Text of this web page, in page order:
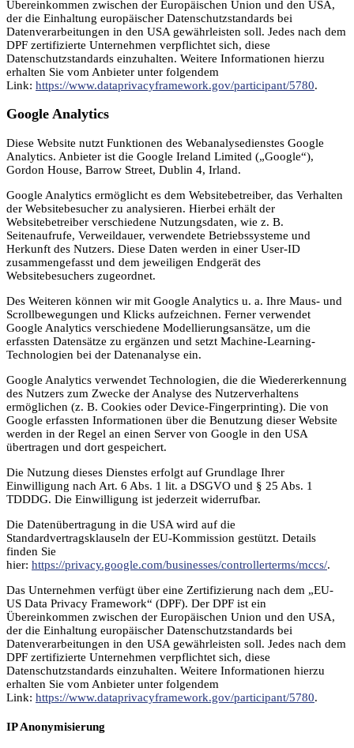
Übereinkommen zwischen der Europäischen Union und den USA,
der die Einhaltung europäischer Datenschutzstandards bei
Datenverarbeitungen in den USA gewährleisten soll. Jedes nach dem
DPF zertifizierte Unternehmen verpflichtet sich, diese
Datenschutzstandards einzuhalten. Weitere Informationen hierzu
erhalten Sie vom Anbieter unter folgendem
Link: https://www.dataprivacyframework.gov/participant/5780.
Google Analytics
Diese Website nutzt Funktionen des Webanalysedienstes Google
Analytics. Anbieter ist die Google Ireland Limited („Google“),
Gordon House, Barrow Street, Dublin 4, Irland.
Google Analytics ermöglicht es dem Websitebetreiber, das Verhalten
der Websitebesucher zu analysieren. Hierbei erhält der
Websitebetreiber verschiedene Nutzungsdaten, wie z. B.
Seitenaufrufe, Verweildauer, verwendete Betriebssysteme und
Herkunft des Nutzers. Diese Daten werden in einer User-ID
zusammengefasst und dem jeweiligen Endgerät des
Websitebesuchers zugeordnet.
Des Weiteren können wir mit Google Analytics u. a. Ihre Maus- und
Scrollbewegungen und Klicks aufzeichnen. Ferner verwendet
Google Analytics verschiedene Modellierungsansätze, um die
erfassten Datensätze zu ergänzen und setzt Machine-Learning-
Technologien bei der Datenanalyse ein.
Google Analytics verwendet Technologien, die die Wiedererkennung
des Nutzers zum Zwecke der Analyse des Nutzerverhaltens
ermöglichen (z. B. Cookies oder Device-Fingerprinting). Die von
Google erfassten Informationen über die Benutzung dieser Website
werden in der Regel an einen Server von Google in den USA
übertragen und dort gespeichert.
Die Nutzung dieses Dienstes erfolgt auf Grundlage Ihrer
Einwilligung nach Art. 6 Abs. 1 lit. a DSGVO und § 25 Abs. 1
TDDDG. Die Einwilligung ist jederzeit widerrufbar.
Die Datenübertragung in die USA wird auf die
Standardvertragsklauseln der EU-Kommission gestützt. Details
finden Sie
hier: https://privacy.google.com/businesses/controllerterms/mccs/.
Das Unternehmen verfügt über eine Zertifizierung nach dem „EU-
US Data Privacy Framework“ (DPF). Der DPF ist ein
Übereinkommen zwischen der Europäischen Union und den USA,
der die Einhaltung europäischer Datenschutzstandards bei
Datenverarbeitungen in den USA gewährleisten soll. Jedes nach dem
DPF zertifizierte Unternehmen verpflichtet sich, diese
Datenschutzstandards einzuhalten. Weitere Informationen hierzu
erhalten Sie vom Anbieter unter folgendem
Link: https://www.dataprivacyframework.gov/participant/5780.
IP Anonymisierung